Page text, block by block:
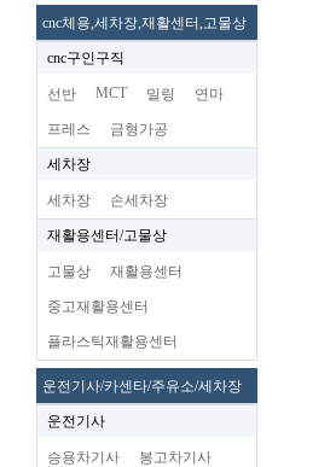
cnc체용,세차장,재활센터,고물상
cnc구인구직
선반 MCT 밀링 연마
프레스 금형가공
세차장
세차장 손세차장
재활용센터/고물상
고물상 재활용센터
중고재활용센터
플라스틱재활용센터
운전기사/카센타/주유소/세차장
운전기사
승용차기사 봉고차기사